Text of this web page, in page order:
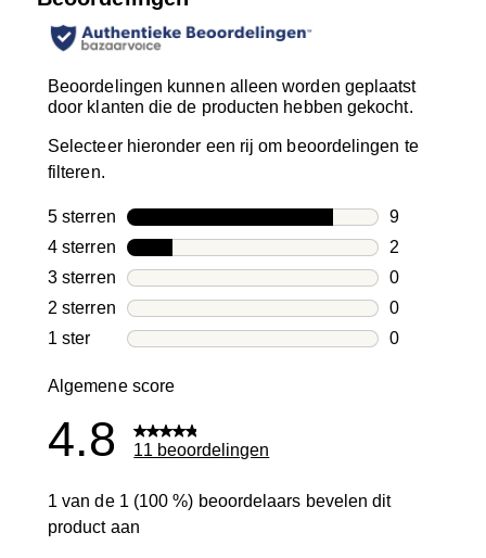
Beoordelingen kunnen alleen worden geplaatst
door klanten die de producten hebben gekocht.
Selecteer hieronder een rij om beoordelingen te
filteren.
5 sterren sterren
9
9
4 sterren sterren
2
2
3 sterren sterren
0
0
2 sterren sterren
0
0
1 ster sterren
0
Algemene score
4.8 11 beoordelingen
1 van de 1 (100 %) beoordelaars bevelen dit
product aan